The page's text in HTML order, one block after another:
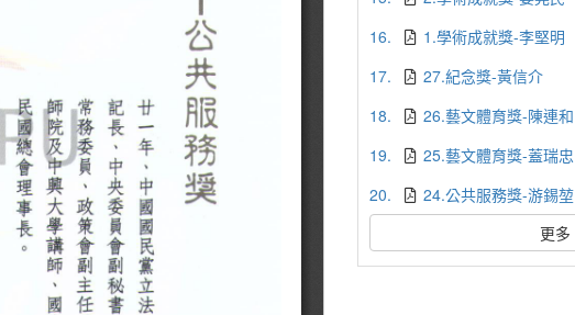
16.
1.學術成就獎-李堅明
17.
27.紀念獎-黃信介
18.
26.藝文體育獎-陳連和
19.
25.藝文體育獎-蓋瑞忠
20.
24.公共服務獎-游錫堃
更多